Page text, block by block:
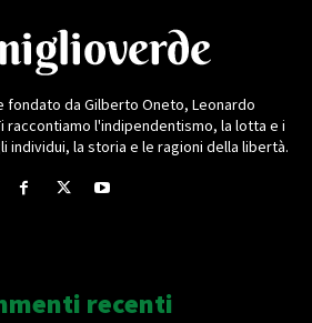
fondato da Gilberto Oneto, Leonardo
raccontiamo l'indipendentismo, la lotta e i
individui, la storia e le ragioni della libertà.
recenti